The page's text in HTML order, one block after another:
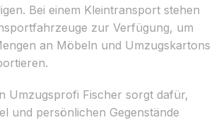
Bei einem Kleintransport stehen
zur Verfügung, um
an Möbeln und Umzugskartons
Umzugsprofi Fischer sorgt dafür,
und persönlichen Gegenstände